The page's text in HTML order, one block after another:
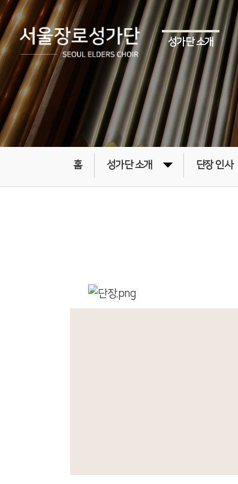
성가단 소개
홈 성가단 소개 단장 인사